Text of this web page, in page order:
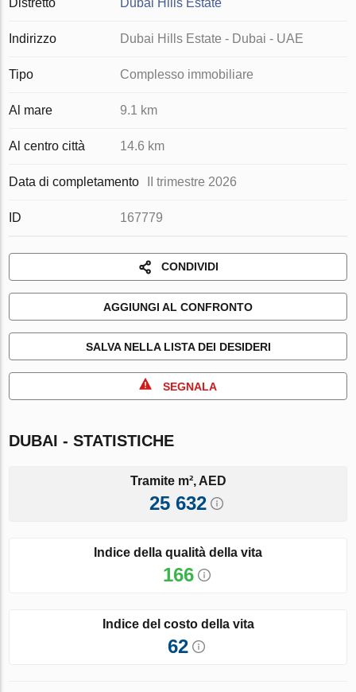
Distretto Dubai Hills Estate
Indirizzo Dubai Hills Estate - Dubai - UAE
Tipo Complesso immobiliare
Al mare 9.1 km
Al centro città 14.6 km
Data di completamento II trimestre 2026
ID 167779
CONDIVIDI
AGGIUNGI AL CONFRONTO
SALVA NELLA LISTA DEI DESIDERI
SEGNALA
DUBAI - STATISTICHE
Tramite m², AED
25 632
Indice della qualità della vita
166
Indice del costo della vita
62